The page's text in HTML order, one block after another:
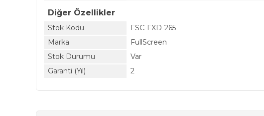
Diğer Özellikler
Stok Kodu
FSC-FXD-265
Marka
FullScreen
Stok Durumu
Var
Garanti (Yıl)
2